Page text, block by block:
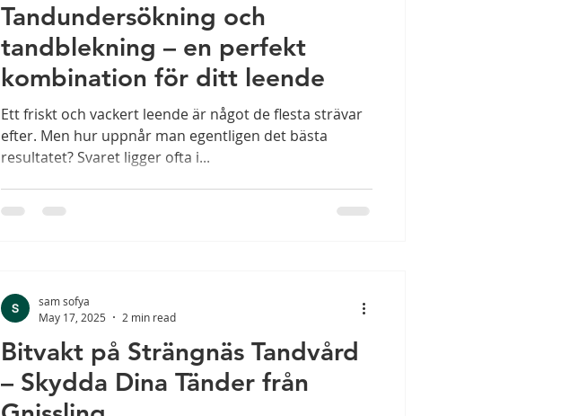
Tandundersökning och
tandblekning – en perfekt
kombination för ditt leende
Ett friskt och vackert leende är något de flesta strävar
efter. Men hur uppnår man egentligen det bästa
resultatet? Svaret ligger ofta i...
Bitvakt på Strängnäs Tandvård
– Skydda Dina Tänder från
sam sofya
May 17, 2025
2 min read